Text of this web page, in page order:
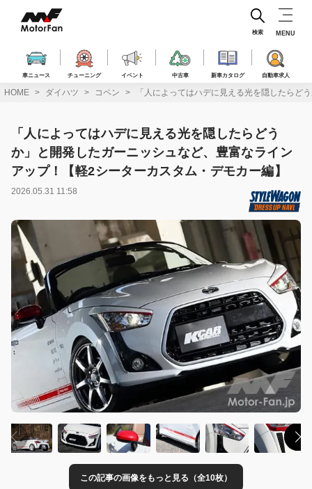
ス
車ニュース チューニング イベント 中古車 新車カタログ 自動車求人
検索 MENU
HOME ダイハツ コペン 「人によってはハデに見える光を隠したらど
「人によってはハデに見える光を隠したらどう
か」と開発したガーニッシュなど、豊富なライン
アップ！【軽2シーターカスタム・デモカー編】
2026.05.31 11:58
この記事の画像をもっと見る（全10枚）